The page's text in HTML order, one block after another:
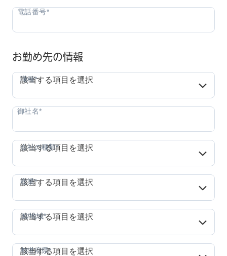
お勤め先の情報
職種*
該当する項目を選択
会社の種類*
該当する項目を選択
産業*
該当する項目を選択
国/地域*
該当する項目を選択
都道府県*
該当する項目を選択